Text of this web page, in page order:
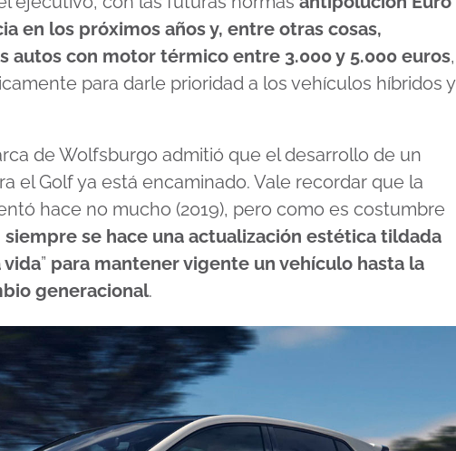
en los próximos años y, entre otras cosas,
autos con motor térmico entre 3.000 y 5.000 euros,
para darle prioridad a los vehículos híbridos y
de Wolfsburgo admitió que el desarrollo de un
el Golf ya está encaminado. Vale recordar que la
hace no mucho (2019), pero como es costumbre
siempre se hace una actualización estética tildada
vida” para mantener vigente un vehículo hasta la
generacional.